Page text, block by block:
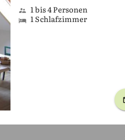
1 bis 4 Personen
1 Schlafzimmer